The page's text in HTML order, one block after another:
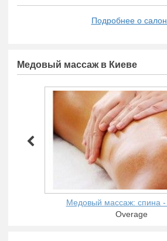
Подробнее о
Медовый массаж в Киеве
Медовый массаж: спина -
Overage